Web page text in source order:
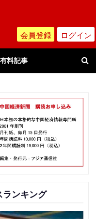
会員登録 ログイン
有料記事
ランキング